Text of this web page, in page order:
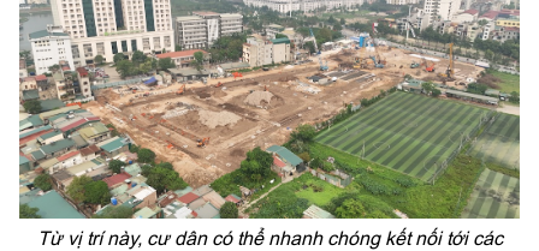
Từ vị trí này, cư dân có thể nhanh chóng kết nối tới các